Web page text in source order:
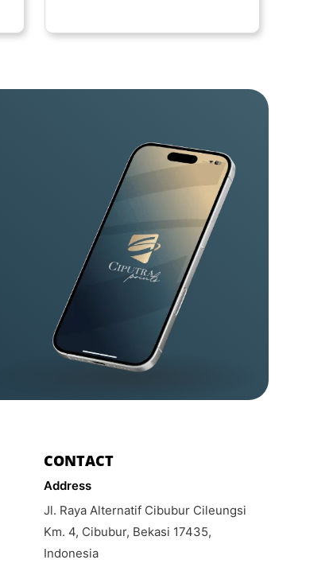
CONTACT
Address
Jl. Raya Alternatif Cibubur Cileungsi
Km. 4, Cibubur, Bekasi 17435,
Indonesia